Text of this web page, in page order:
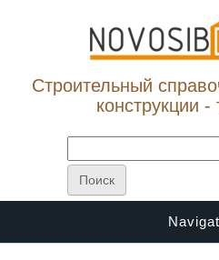
Строительный
конструкции -